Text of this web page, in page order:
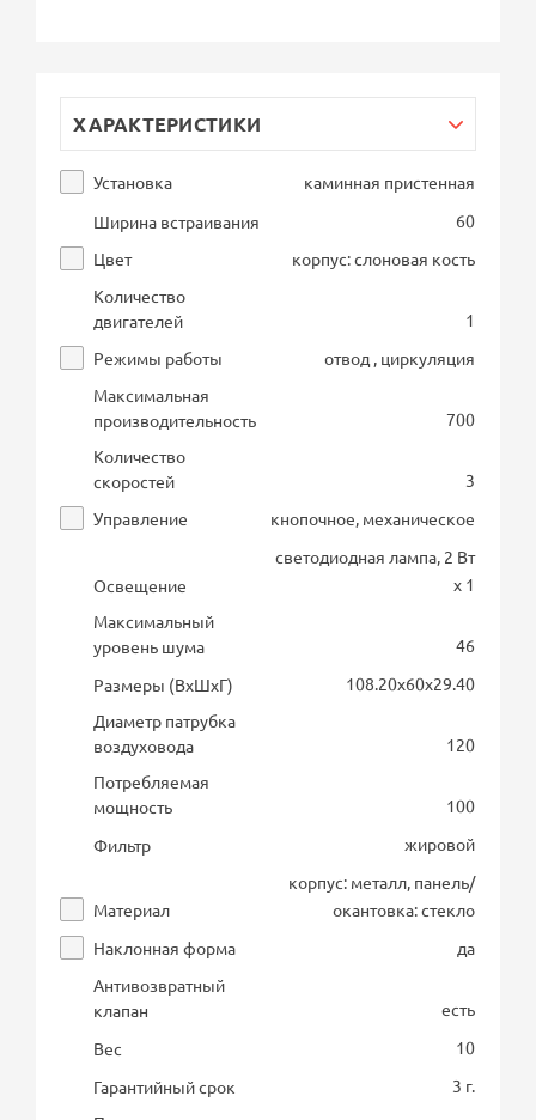
ХАРАКТЕРИСТИКИ
Установка
каминная пристенная
Ширина встраивания
60
Цвет
корпус: слоновая кость
Количество
двигателей
1
Режимы работы
отвод , циркуляция
Максимальная
производительность
700
Количество
скоростей
3
Управление
кнопочное, механическое
Освещение
светодиодная лампа, 2 Вт
х 1
Максимальный
уровень шума
46
Размеры (ВхШхГ)
108.20х60х29.40
Диаметр патрубка
воздуховода
120
Потребляемая
мощность
100
Фильтр
жировой
Материал
корпус: металл, панель/
окантовка: стекло
Наклонная форма
да
Антивозвратный
клапан
есть
Вес
10
Гарантийный срок
3 г.